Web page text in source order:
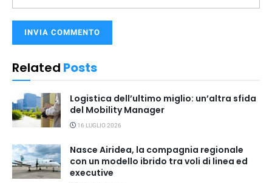
Related Posts
Logistica dell’ultimo miglio: un’altra sfida
del Mobility Manager
16 LUGLIO 2026
Nasce Airidea, la compagnia regionale
con un modello ibrido tra voli di linea ed
executive